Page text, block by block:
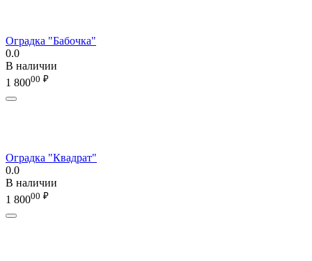
Оградка "Бабочка"
0.0
В наличии
1 80000 ₽
Оградка "Квадрат"
0.0
В наличии
1 80000 ₽